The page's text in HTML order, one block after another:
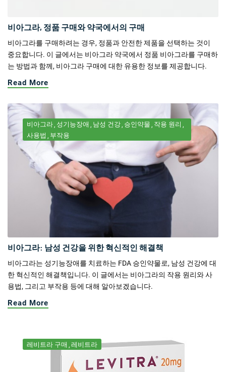
비아그라, 정품 구매와 약국에서의 구매
비아그라를 구매하려는 경우, 정품과 안전한 제품을 선택하는 것이
중요합니다. 이 글에서는 비아그라 약국에서 정품 비아그라를 구매하
는 방법과 함께, 비아그라 구매에 대한 유용한 정보를 제공합니다.
Read More
비아그라 성기능장애 남성 건강 승인약물 작용 원리
사용법
부작용
비아그라: 남성 건강을 위한 혁신적인 해결책
비아그라는 성기능장애를 치료하는 FDA 승인약물로, 남성 건강에 대
한 혁신적인 해결책입니다. 이 글에서는 비아그라의 작용 원리와 사
용법, 그리고 부작용 등에 대해 알아보겠습니다.
Read More
레비트라 구매 레비트라